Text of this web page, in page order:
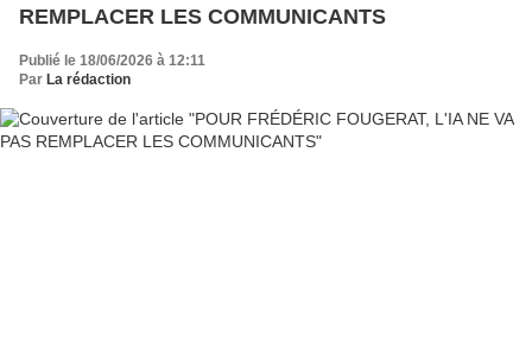
REMPLACER LES COMMUNICANTS
Publié le 18/06/2026 à 12:11
Par La rédaction